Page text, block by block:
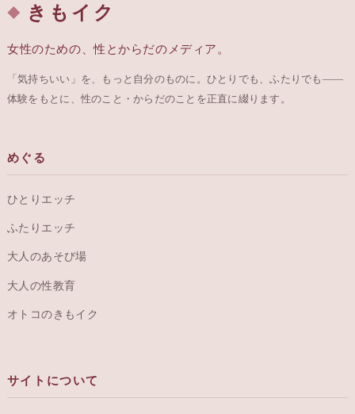
きもイク
女性のための、性とからだのメディア。
「気持ちいい」を、もっと自分のものに。ひとりでも、ふたりでも——
体験をもとに、性のこと・からだのことを正直に綴ります。
めぐる
ひとりエッチ
ふたりエッチ
大人のあそび場
大人の性教育
オトコのきもイク
サイトについて